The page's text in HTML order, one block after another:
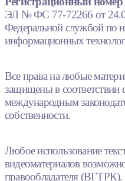
ЭЛ № ФС 77-72266 от
Федеральной службой по
информационных
Все права на любые
защищены в соответствии
международным
собственности.
Любое использование
видеоматериалов
правообладателя (ВГТРК).